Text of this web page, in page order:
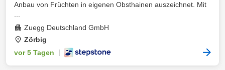
Anbau von Früchten in eigenen Obsthainen auszeichnet. Mit
Zuegg Deutschland GmbH
Zörbig
vor 5 Tagen